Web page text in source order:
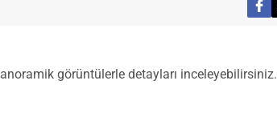
görüntülerle detayları inceleyebilirsiniz.